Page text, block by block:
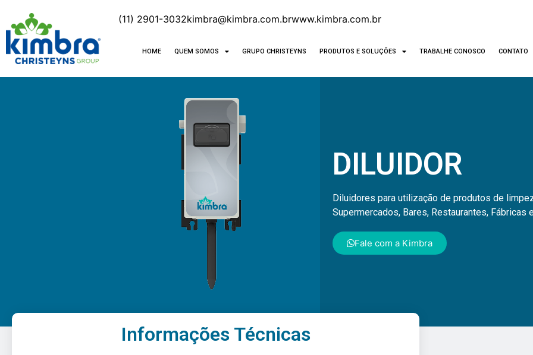
(11) 2901-3032kimbra@kimbra.com.brwww.kimbra.com.br
HOME QUEM SOMOS GRUPO CHRISTEYNS PRODUTOS E SOLUÇÕES TRABALHE CONOSCO CONTATO
DILUIDOR
Diluidores para utilização de produtos de
Supermercados, Bares, Restaurantes, Fábricas
Fale com a Kimbra
Informações Técnicas